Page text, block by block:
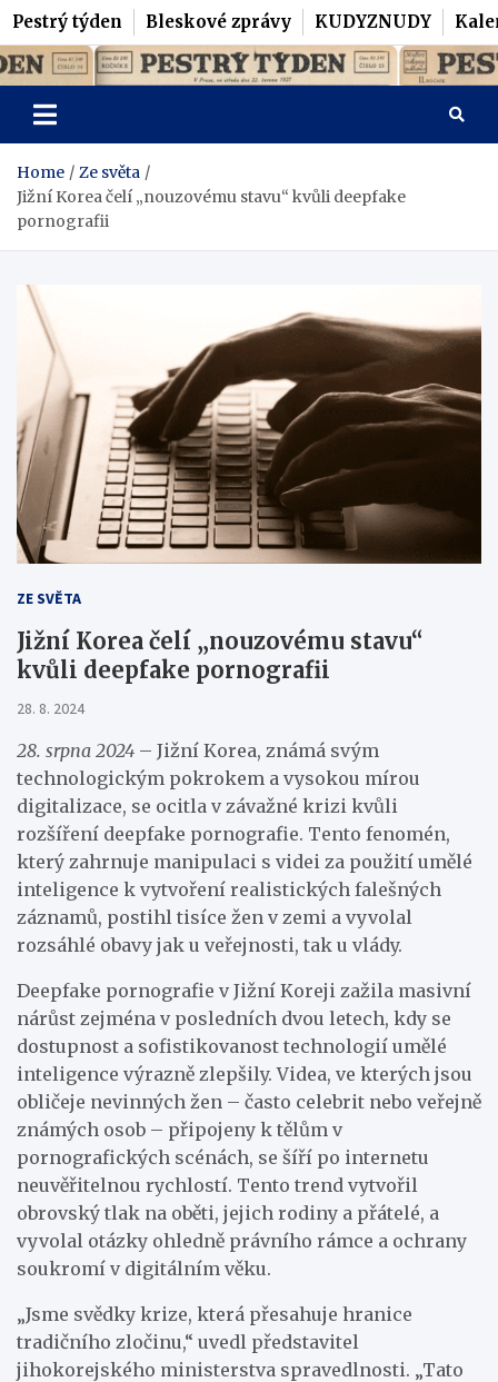
Pestrý týden Bleskové zprávy KUDYZNUDY
Skip
to
content
Pestrý Týden
Home
Ze světa
Jižní Korea čelí „nouzovému stavu“ kvůli deepfake
pornografii
ZE SVĚTA
Jižní Korea čelí „nouzovému stavu“
kvůli deepfake pornografii
28. 8. 2024
28. srpna 2024 – Jižní Korea, známá svým
technologickým pokrokem a vysokou mírou
digitalizace, se ocitla v závažné krizi kvůli
rozšíření deepfake pornografie. Tento fenomén,
který zahrnuje manipulaci s videi za použití umělé
inteligence k vytvoření realistických falešných
záznamů, postihl tisíce žen v zemi a vyvolal
rozsáhlé obavy jak u veřejnosti, tak u vlády.
Deepfake pornografie v Jižní Koreji zažila masivní
nárůst zejména v posledních dvou letech, kdy se
dostupnost a sofistikovanost technologií umělé
inteligence výrazně zlepšily. Videa, ve kterých jsou
obličeje nevinných žen – často celebrit nebo veřejně
známých osob – připojeny k tělům v
pornografických scénách, se šíří po internetu
neuvěřitelnou rychlostí. Tento trend vytvořil
obrovský tlak na oběti, jejich rodiny a přátelé, a
vyvolal otázky ohledně právního rámce a ochrany
soukromí v digitálním věku.
„Jsme svědky krize, která přesahuje hranice
tradičního zločinu,“ uvedl představitel
jihokorejského ministerstva spravedlnosti. „Tato